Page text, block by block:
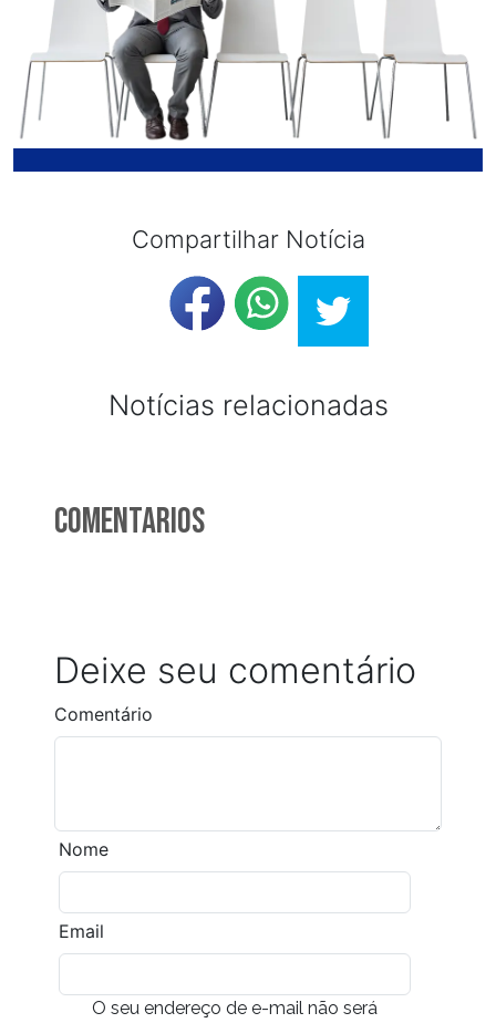
Compartilhar Notícia
Notícias relacionadas
Comentarios
Deixe seu comentário
Comentário
Nome
Email
O seu endereço de e-mail não será